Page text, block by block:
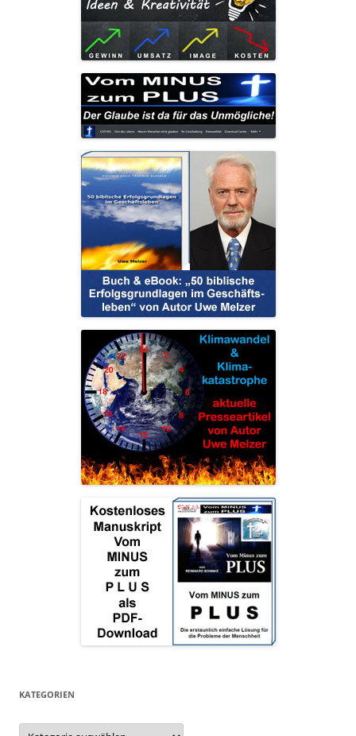
KATEGORIEN
Kategorien